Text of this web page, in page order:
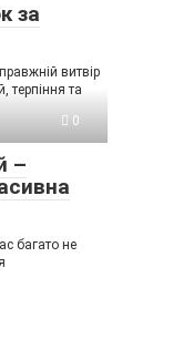
за
витвір
терпіння та
0
–
багато не